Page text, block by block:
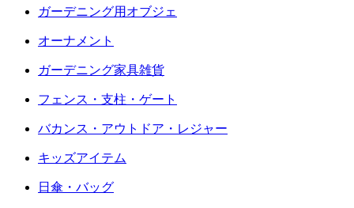
ガーデニング用オブジェ
オーナメント
ガーデニング家具雑貨
フェンス・支柱・ゲート
バカンス・アウトドア・レジャー
キッズアイテム
日傘・バッグ